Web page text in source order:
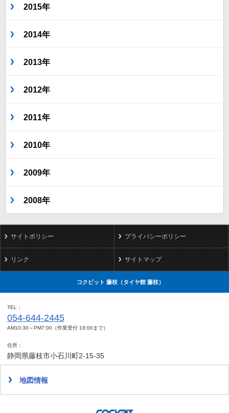
2015年
2014年
2013年
2012年
2011年
2010年
2009年
2008年
サイトポリシー プライバシーポリシー
リンク サイトマップ
コクピット 藤枝（タイヤ館 藤枝）
TEL
054-644-2445
AM10:30～PM7:00（作業受付 18:00まで）
住所
静岡県藤枝市小石川町2-15-35
地図情報